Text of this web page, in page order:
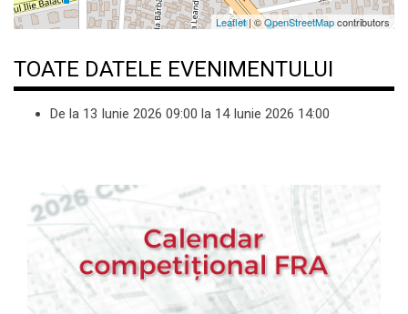
Leaflet| ©OpenStreetMapcontributors
TOATE DATELE EVENIMENTULUI
De la 13 Iunie 2026 09:00 la 14 Iunie 2026 14:00